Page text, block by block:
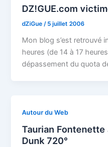
DZ!GUE.com
dZiGue/ 5 juillet 2006
Mon blog s’est retrouvé
heures (de 14 à 17
dépassement du quota
Autour du Web
Taurian Fontenette
Dunk 720°